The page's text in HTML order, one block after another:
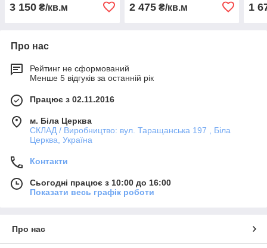
3 150 ₴/кв.м 2 475₴/кв.м 1
Про нас
Рейтинг не сформований
Менше 5 відгуків за останній рік
Працює з 02.11.2016
м. Біла Церква
СКЛАД / Виробництво: вул. Таращанська 197 , Біла
Церква, Україна
Контакти
Сьогодні працює з 10:00 до 16:00
Показати весь графік роботи
Про нас